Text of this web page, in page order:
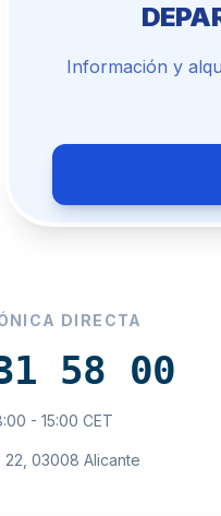
Información y
DIRECTA
58 00
- 15:00 CET
22, 03008 Alicante